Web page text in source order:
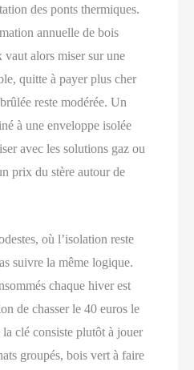
des ponts thermiques.
annuelle de bois
alors miser sur une
quitte à payer plus cher
reste modérée. Un
à une enveloppe isolée
avec les solutions gaz ou
prix du stère autour de
où l’isolation reste
suivre la même logique.
chaque hiver est
de chasser le 40 euros le
clé consiste plutôt à jouer
groupés, bois vert à faire